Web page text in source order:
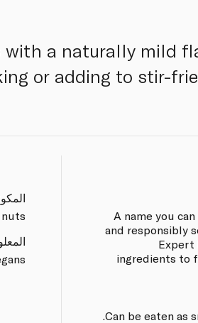
with a naturally mild
or adding to stir-
A name you
and responsibly
Expert
ingredients to
Can be eaten as